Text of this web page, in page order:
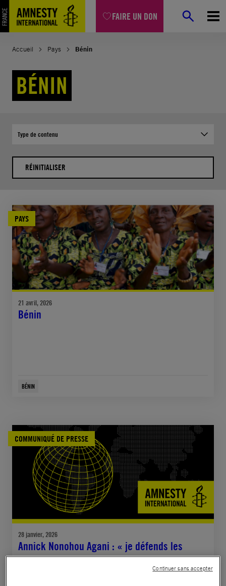
FAIRE UN DON
Aller
au
contenu
Accueil Pays Bénin
BÉNIN
Type de contenu
RÉINITIALISER
PAYS
21 avril, 2026
Bénin
BÉNIN
COMMUNIQUÉ DE PRESSE
28 janvier, 2026
Annick Nonohou Agani : « je défends les
droits des femmes qui donnent la vie au
Continuer sans accepter